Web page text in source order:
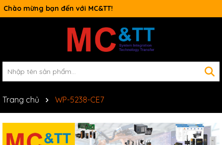
Chào mừng bạn đến với MC&TT!
Trang chủ WP-5238-CE7